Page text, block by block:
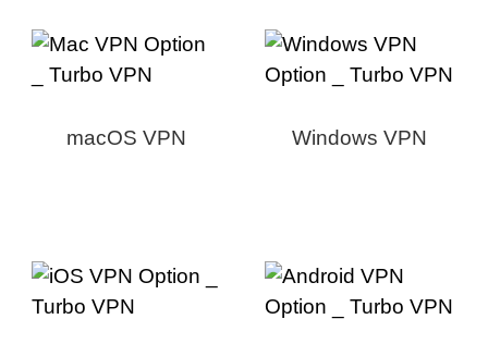
macOS VPN Windows VPN